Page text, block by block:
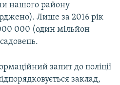
нашого району
Лише за 2016 рік
000 (один мільйон
запит до поліції
заклад,